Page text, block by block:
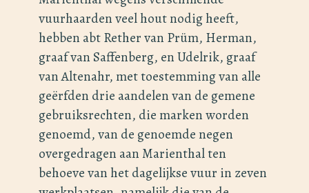
vuurhaarden veel hout nodig heeft,
hebben abt Rether van Prüm, Herman,
graaf van Saffenberg, en Udelrik, graaf
van Altenahr, met toestemming van alle
geërfden drie aandelen van de gemene
gebruiksrechten, die marken worden
genoemd, van de genoemde negen
overgedragen aan Marienthal ten
behoeve van het dagelijkse vuur in zeven